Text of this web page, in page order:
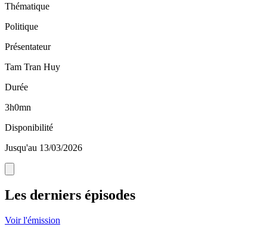
Thématique
Politique
Présentateur
Tam Tran Huy
Durée
3h0mn
Disponibilité
Jusqu'au 13/03/2026
Les derniers épisodes
Voir l'émission